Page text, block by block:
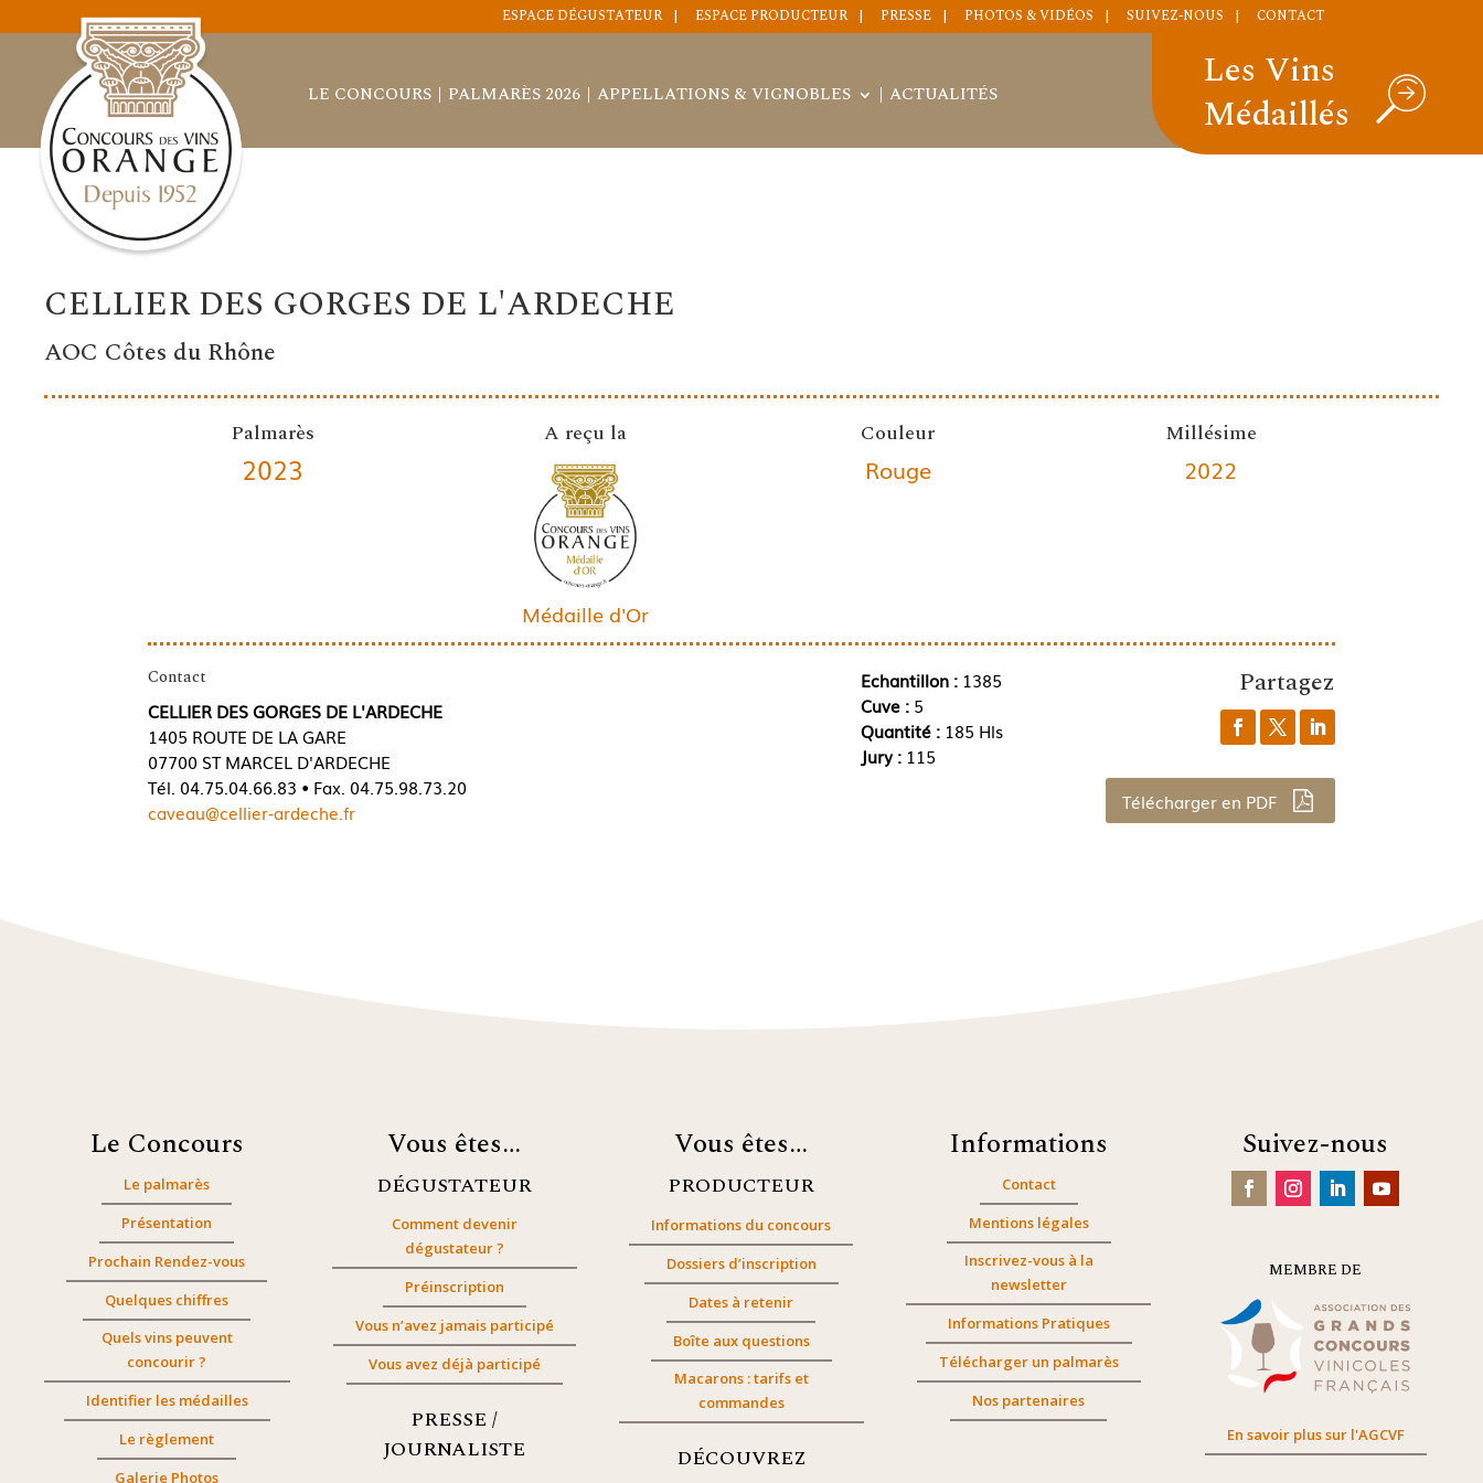
ESPACE DÉGUSTATEUR ESPACE PRODUCTEUR PRESSE PHOTOS & VIDÉOS SUIVEZ-NOUS CONTACT
LE CONCOURS PALMARÈS 2026 APPELLATIONS & VIGNOBLES ACTUALITÉS
Les Vins
Médaillés
CELLIER DES GORGES DE L'ARDECHE
AOC Côtes du Rhône
Palmarès
2023
A reçu la
Médaille d'Or
Couleur
Rouge
Millésime
2022
Contact
CELLIER DES GORGES DE L'ARDECHE
1405 ROUTE DE LA GARE
07700 ST MARCEL D'ARDECHE
Tél. 04.75.04.66.83 • Fax. 04.75.98.73.20
caveau@cellier-ardeche.fr
Echantillon :1385
Cuve : 5
Quantité : 185 Hls
Jury : 115
Partagez
Télécharger en PDF
Le Concours
Le palmarès
Présentation
Prochain Rendez-vous
Quelques chiffres
Quels vins peuvent
concourir ?
Identifier les médailles
Le règlement
Galerie Photos
Vous êtes…
DÉGUSTATEUR
Comment devenir
dégustateur ?
Préinscription
Vous n’avez jamais participé
Vous avez déjà participé
PRESSE /
JOURNALISTE
Vous êtes…
PRODUCTEUR
Informations du concours
Dossiers d’inscription
Dates à retenir
Boîte aux questions
Macarons : tarifs et
commandes
DÉCOUVREZ
Informations
Contact
Mentions légales
Inscrivez-vous à la
newsletter
Informations Pratiques
Télécharger un palmarès
Nos partenaires
Suivez-nous
MEMBRE DE
En savoir plus sur l'AGCVF